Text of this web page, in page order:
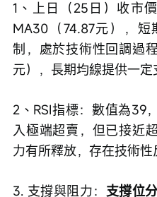
1、上日（25日）收市
MA30（74.87元），
制，處於技術性回調過
元），長期均線提供一定
2、RSI指標：數值為39
入極端超賣，但已接近
力有所釋放，存在技術性
3. 支撐與阻力： 支撐位